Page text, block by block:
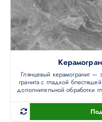
Глянцевый керамогранит —
гранита с гладкой
дополнительной обработки